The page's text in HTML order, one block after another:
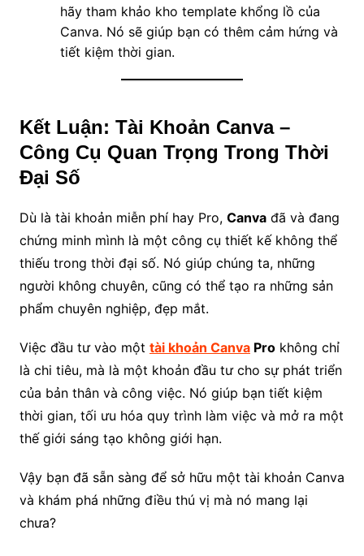
hãy tham khảo kho template khổng lồ của
Canva. Nó sẽ giúp bạn có thêm cảm hứng và
tiết kiệm thời gian.
Kết Luận: Tài Khoản Canva –
Công Cụ Quan Trọng Trong Thời
Đại Số
Dù là tài khoản miễn phí hay Pro, Canvađã và đang
chứng minh mình là một công cụ thiết kế không thể
thiếu trong thời đại số. Nó giúp chúng ta, những
người không chuyên, cũng có thể tạo ra những sản
phẩm chuyên nghiệp, đẹp mắt.
Việc đầu tư vào một tài khoản CanvaProkhông chỉ
là chi tiêu, mà là một khoản đầu tư cho sự phát triển
của bản thân và công việc. Nó giúp bạn tiết kiệm
thời gian, tối ưu hóa quy trình làm việc và mở ra một
thế giới sáng tạo không giới hạn.
Vậy bạn đã sẵn sàng để sở hữu một tài khoản Canva
và khám phá những điều thú vị mà nó mang lại
chưa?